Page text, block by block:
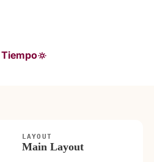
Tiempo
LAYOUT
Main Layout